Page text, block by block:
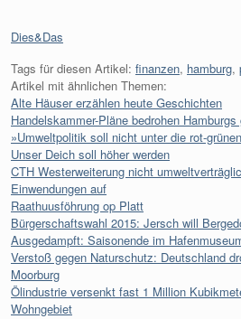
Kategorien:
Dies&Das
Tags für diesen Artikel: finanzen, hamburg,
Artikel mit ähnlichen Themen:
Alte Häuser erzählen heute Geschichten
Handelskammer-Pläne bedrohen Hamburgs
»Umweltpolitik soll nicht unter die rot-
Unser Deich soll höher werden
CTH Westerweiterung nicht
Einwendungen auf
Raathuusföhrung op Platt
Bürgerschaftswahl 2015: Jersch will
Ausgedampft: Saisonende im
Verstoß gegen Naturschutz: Deutschland
Moorburg
Ölindustrie versenkt fast 1 Million
Wohngebiet